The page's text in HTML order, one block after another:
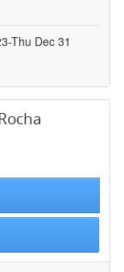
Thu Dec 31